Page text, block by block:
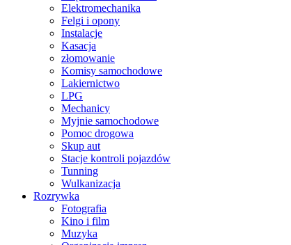
Elektromechanika
Felgi i opony
Instalacje
Kasacja
złomowanie
Komisy samochodowe
Lakiernictwo
LPG
Mechanicy
Myjnie samochodowe
Pomoc drogowa
Skup aut
Stacje kontroli pojazdów
Tunning
Wulkanizacja
Rozrywka
Fotografia
Kino i film
Muzyka